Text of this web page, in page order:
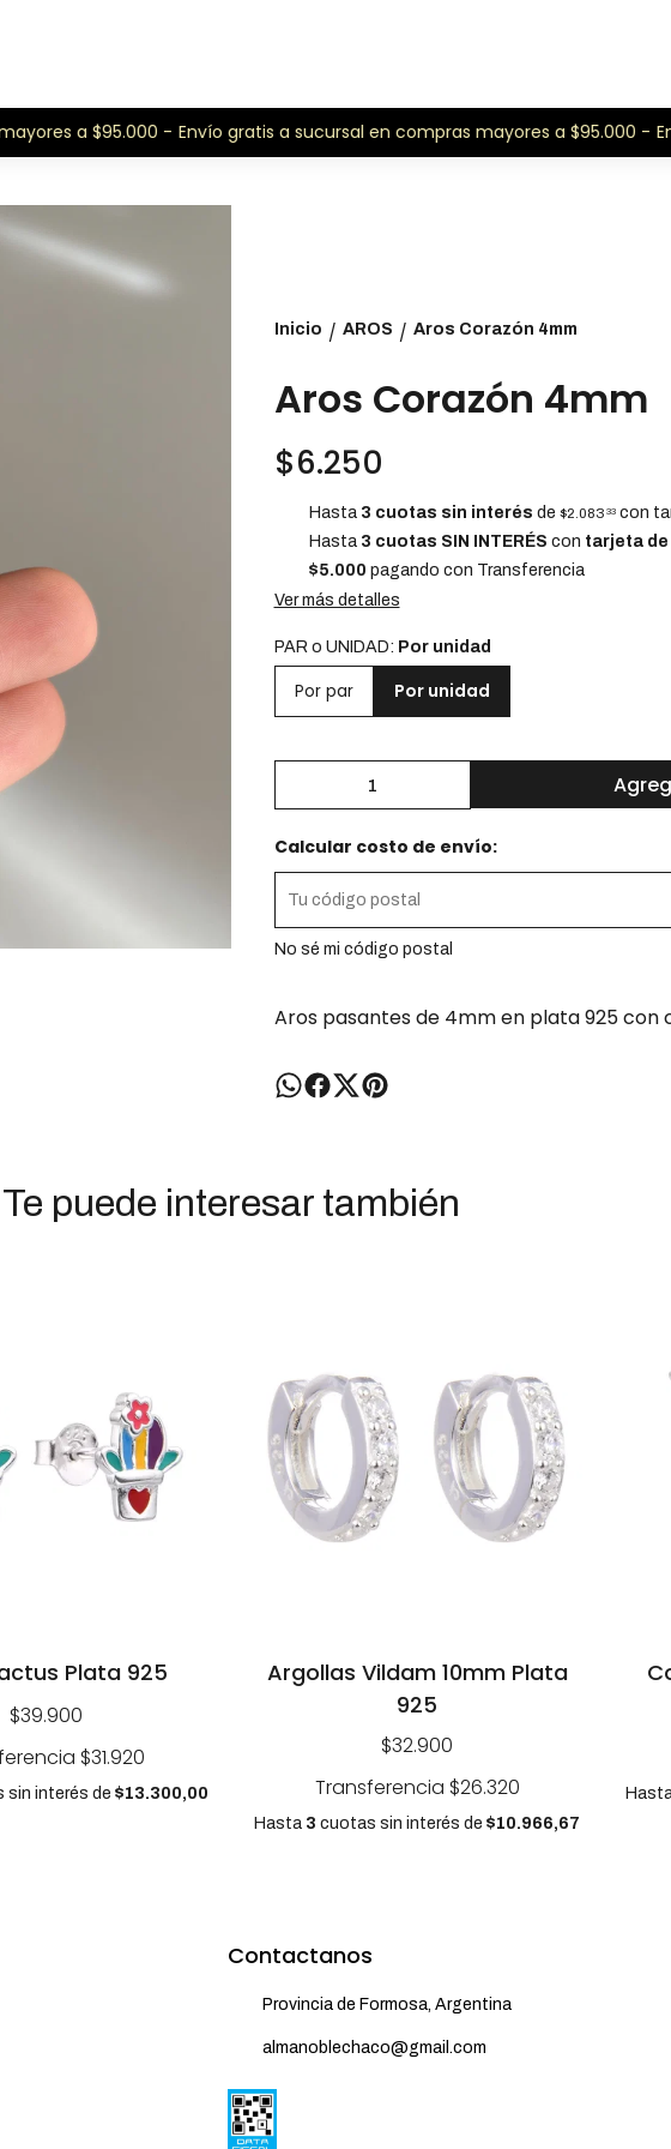
a $95.000 - Envío gratis a sucursal en compras mayores a $95.000 -
Inicio / AROS / Aros Corazón 4mm
Aros Corazón 4mm
$6.250
Hasta 3 cuotas sin interés de $2.083 33con
Hasta 3 cuotas SIN INTERÉS con tarjeta de
$5.000 pagando con Transferencia
Ver más detalles
PAR o UNIDAD: Por unidad
Por par Por unidad
Calcular costo de envío:
No sé mi código postal
Aros pasantes de 4mm en plata 925 con
Te puede interesar también
Plata 925
$39.900
$31.920
sin interés de $13.300,00
Argollas Vildam 10mm Plata
925
$32.900
Transferencia $26.320
Hasta 3 cuotas sin interés de $10.966,67
Contactanos
Provincia de Formosa, Argentina
almanoblechaco@gmail.com